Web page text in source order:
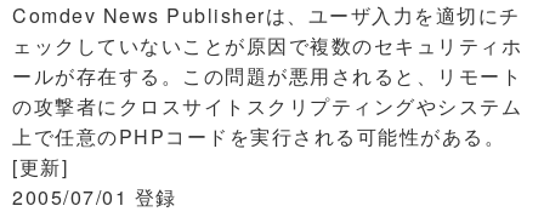
Comdev News Publisherは、ユーザ入力を適切にチ
ェックしていないことが原因で複数のセキュリティホ
ールが存在する。この問題が悪用されると、リモート
の攻撃者にクロスサイトスクリプティングやシステム
上で任意のPHPコードを実行される可能性がある。
[更新]
2005/07/01 登録